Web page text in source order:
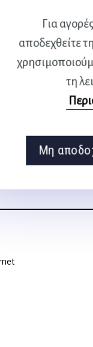
Για
αποδεχθείτε
τη
Μη